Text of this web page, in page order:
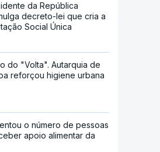
da República
decreto-lei que cria a
Social Única
do "Volta". Autarquia de
reforçou higiene urbana
o número de pessoas
apoio alimentar da